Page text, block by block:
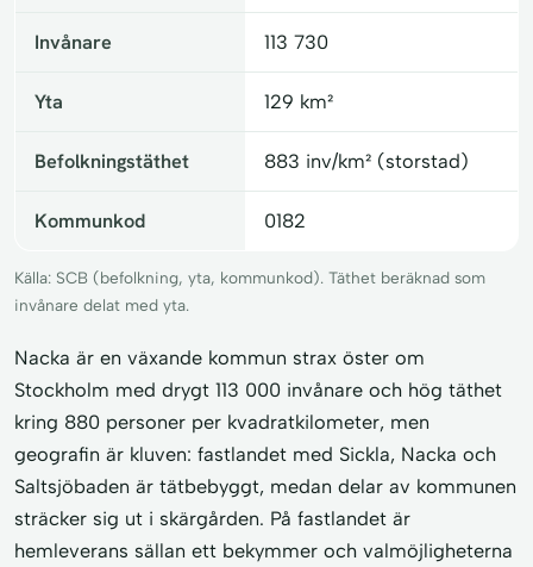
Invånare 113 730
Yta 129 km²
Befolkningstäthet 883 inv/km² (storstad)
Kommunkod 0182
Källa: SCB (befolkning, yta, kommunkod). Täthet beräknad som
invånare delat med yta.
Nacka är en växande kommun strax öster om
Stockholm med drygt 113 000 invånare och hög täthet
kring 880 personer per kvadratkilometer, men
geografin är kluven: fastlandet med Sickla, Nacka och
Saltsjöbaden är tätbebyggt, medan delar av kommunen
sträcker sig ut i skärgården. På fastlandet är
hemleverans sällan ett bekymmer och valmöjligheterna